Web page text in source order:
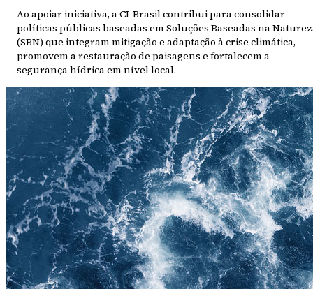
Ao apoiar iniciativa, a CI-Brasil contribui para consolidar
políticas públicas baseadas em Soluções Baseadas na
(SBN) que integram mitigação e adaptação à crise climática,
promovem a restauração de paisagens e fortalecem a
segurança hídrica em nível local.